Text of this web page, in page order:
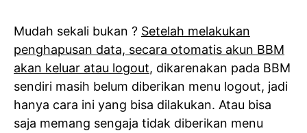
Mudah sekali bukan ? Setelah melakukan
penghapusan data, secara otomatis akun BBM
akan keluar atau logout, dikarenakan pada BBM
sendiri masih belum diberikan menu logout, jadi
hanya cara ini yang bisa dilakukan. Atau bisa
saja memang sengaja tidak diberikan menu